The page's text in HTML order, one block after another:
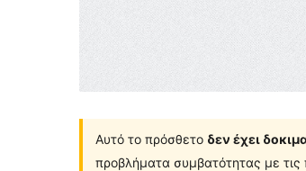
Αυτό το πρόσθετο δεν έχει
προβλήματα συμβατότητας με